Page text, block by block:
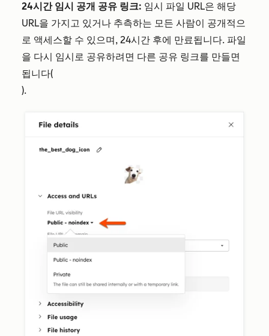
24시간 임시 공개 공유 링크: 임시 파일 URL은 해당
URL을 가지고 있거나 추측하는 모든 사람이 공개적으
로 액세스할 수 있으며, 24시간 후에 만료됩니다. 파일
을 다시 임시로 공유하려면 다른 공유 링크를 만들면
됩니다(
).